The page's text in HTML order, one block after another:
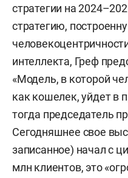
стратегии на
стратегию,
интеллекта, Греф
«Модель, в которой
как кошелек, уйдет в
тогда председатель
Сегодняшнее свое
записанное) начал с
млн клиентов, это